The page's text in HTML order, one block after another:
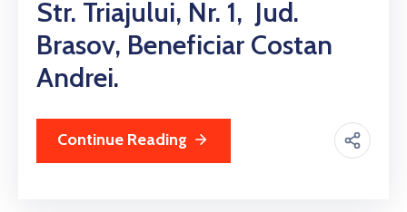
Str. Triajului, Nr. 1, Jud.
Brasov, Beneficiar Costan
Andrei.
Continue Reading